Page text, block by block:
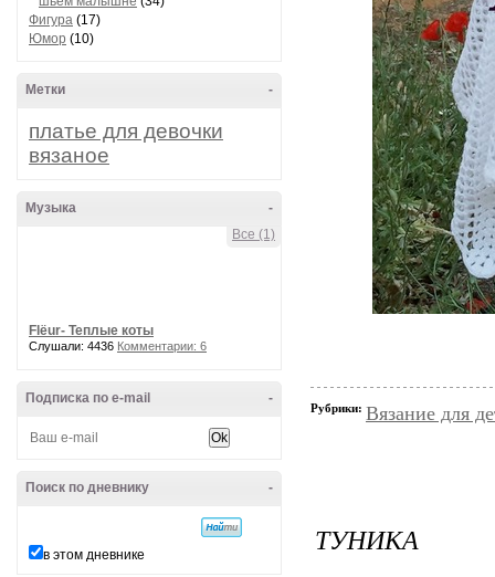
Фигура (17)
Юмор (10)
-
Метки
платье для девочки
вязаное
-
Музыка
Все (1)
Flёur- Теплые коты
Слушали: 4436 Комментарии: 6
-
Подписка по e-mail
-
Поиск по дневнику
в этом дневнике
Рубрики: Вязание для
ТУНИКА